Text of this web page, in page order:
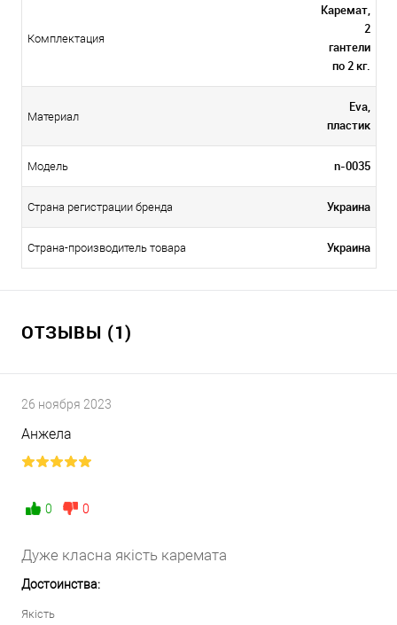
Комплектация
Каремат,
2
гантели
по 2 кг.
Материал
Eva,
пластик
Модель n-0035
Страна регистрации бренда Украина
Страна-производитель товара Украина
ОТЗЫВЫ (1)
26 ноября 2023
Анжела
0 0
Дуже класна якість каремата
Достоинства:
Якість